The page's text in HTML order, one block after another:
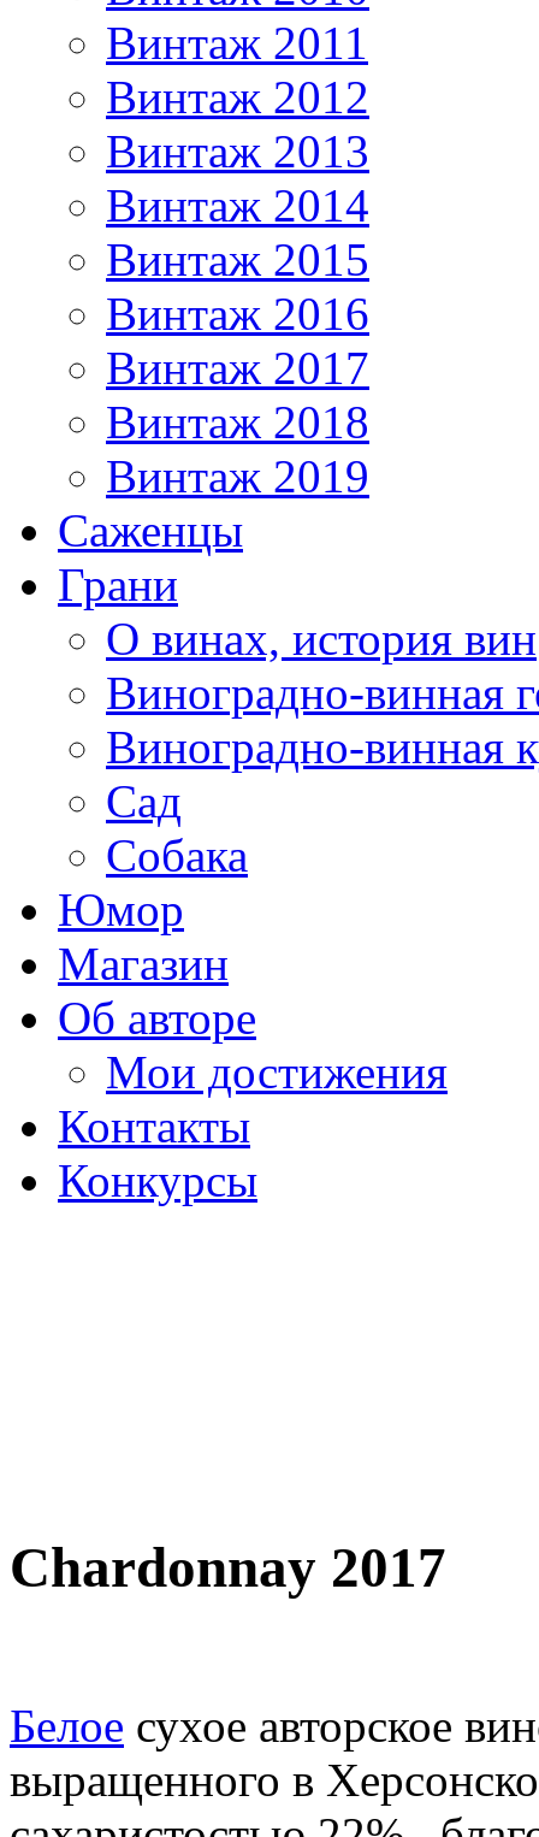
Винтаж 2011
Винтаж 2012
Винтаж 2013
Винтаж 2014
Винтаж 2015
Винтаж 2016
Винтаж 2017
Винтаж 2018
Винтаж 2019
Саженцы
Грани
О винах, история вин
Виноградно-винная
Виноградно-винная
Сад
Собака
Юмор
Магазин
Об авторе
Мои достижения
Контакты
Конкурсы
Chardonnay 2017
Белое сухое авторское
выращенного в